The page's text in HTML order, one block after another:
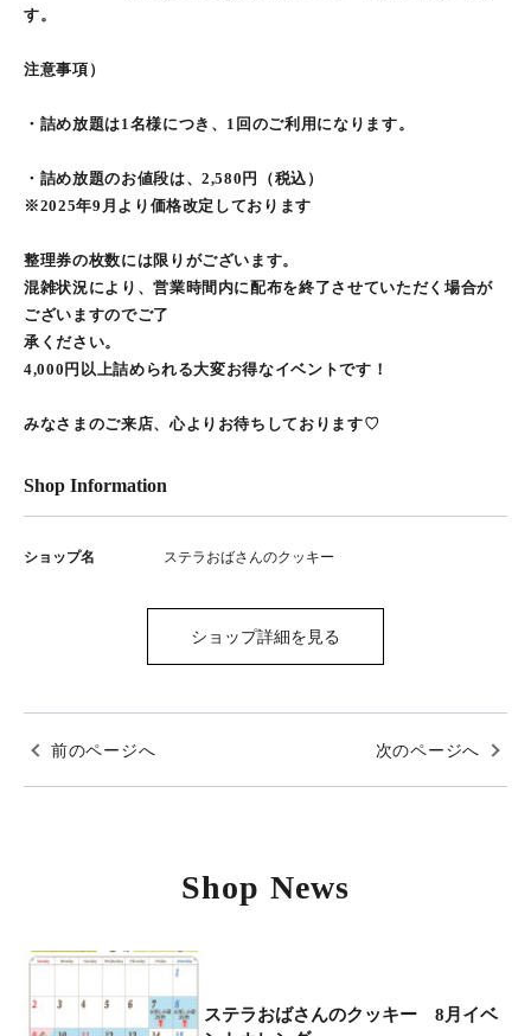
す。
注意事項）
・詰め放題は1名様につき、1回のご利用になります。
・詰め放題のお値段は、2,580円（税込）
※2025年9月より価格改定しております
整理券の枚数には限りがございます。
混雑状況により、営業時間内に配布を終了させていただく場合が
ございますのでご了
承ください。
4,000円以上詰められる大変お得なイベントです！
みなさまのご来店、心よりお待ちしております♡
Shop Information
ショップ名 ステラおばさんのクッキー
ショップ詳細を見る
前のページへ 次のページへ
Shop News
ステラおばさんのクッキー 8月イベ